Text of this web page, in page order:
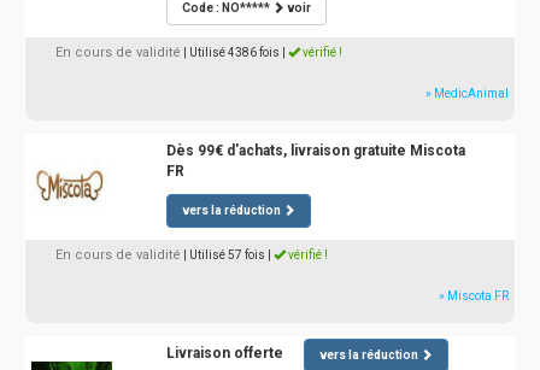
Code : NO***** voir
En cours de validité | Utilisé 4386 fois vérifié !
» MedicAnimal
Dès 99€ d'achats, livraison gratuite Miscota
FR
vers la réduction
En cours de validité | Utilisé 57 fois vérifié !
» Miscota FR
Livraison offerte vers la réduction